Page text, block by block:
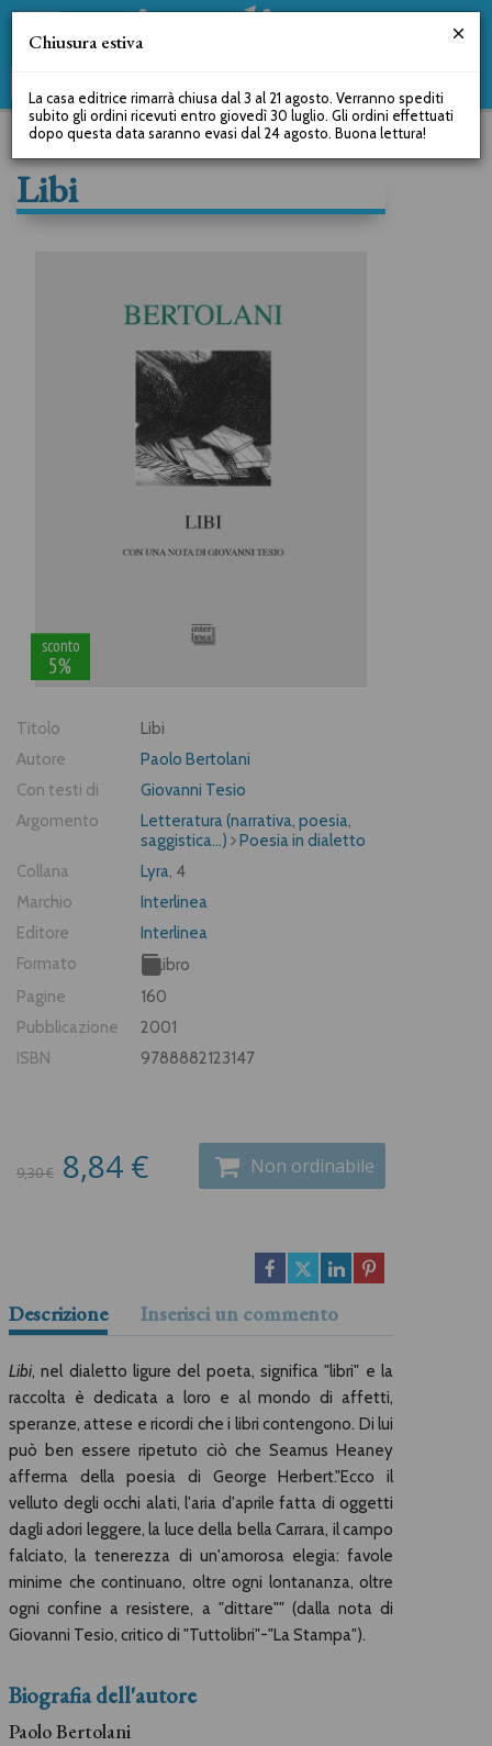
Libi
sconto
5%
Titolo
Libi
Autore
Paolo Bertolani
Con testi di
Giovanni Tesio
Argomento
Letteratura (narrativa, poesia,
saggistica...)
Poesia in dialetto
Collana
Lyra, 4
Marchio
Interlinea
Editore
Interlinea
Formato
Libro
Pagine
160
Pubblicazione
2001
ISBN
9788882123147
9,30 € 8,84 € Non ordinabile
Descrizione Inserisci un commento
Libi, nel dialetto ligure del poeta, significa "libri" e la
raccolta è dedicata a loro e al mondo di affetti,
speranze, attese e ricordi che i libri contengono. Di lui
può ben essere ripetuto ciò che Seamus Heaney
afferma della poesia di George Herbert."Ecco il
velluto degli occhi alati, l'aria d'aprile fatta di oggetti
dagli adori leggere, la luce della bella Carrara, il campo
falciato, la tenerezza di un'amorosa elegia: favole
minime che continuano, oltre ogni lontananza, oltre
ogni confine a resistere, a "dittare"" (dalla nota di
Giovanni Tesio, critico di "Tuttolibri"-"La Stampa").
Biografia dell'autore
Paolo Bertolani
Chiusura estiva
La casa editrice rimarrà chiusa dal 3 al 21 agosto. Verranno spediti
subito gli ordini ricevuti entro giovedì 30 luglio. Gli ordini effettuati
dopo questa data saranno evasi dal 24 agosto. Buona lettura!